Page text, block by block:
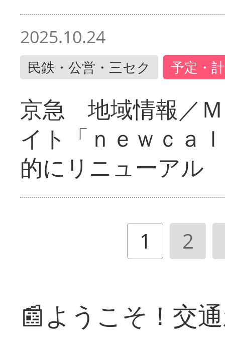
2025.10.24
民鉄・公営・三セク 予定・
京急 地域情報／
イト「ｎｅｗｃａ
的にリニューアル
1 2
📰ようこそ！交